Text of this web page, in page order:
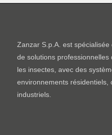
Zanzar S.p.A. est
de solutions professionnelles
les insectes, avec des
environnements résidentiels,
industriels.